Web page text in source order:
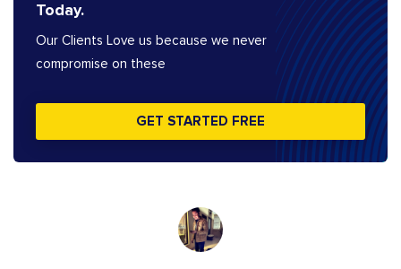
Today.
Our Clients Love us because we never
compromise on these
GET STARTED FREE